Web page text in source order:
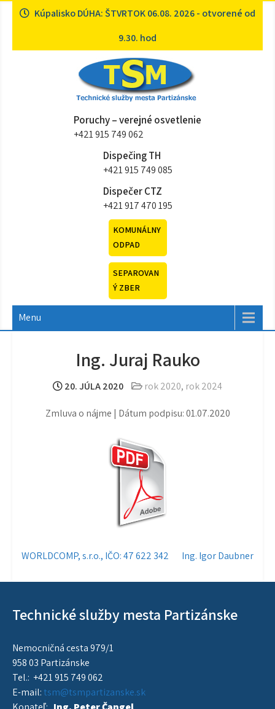
Kúpalisko DÚHA: ŠTVRTOK 06.08. 2026 - otvorené od
9.30. hod
Technické služby mesta
Partizánske
Sme tu pre vásPoruchy – verejné osvetlenie
+421 915 749 062
Dispečing TH
+421 915 749 085
Dispečer CTZ
+421 917 470 195
KOMUNÁLNY
ODPAD
SEPAROVAN
Ý ZBER
Menu
Ing. Juraj Rauko
20. JÚLA 2020 rok 2020, rok 2024
Zmluva o nájme | Dátum podpisu: 01.07.2020
Navigácia
v
článku
WORLDCOMP, s.r.o., IČO: 47 622 342 Ing. Igor Daubner
Technické služby mesta Partizánske
Nemocničná cesta 979/1
958 03 Partizánske
Tel.: +421 915 749 062
E-mail:tsm@tsmpartizanske.sk